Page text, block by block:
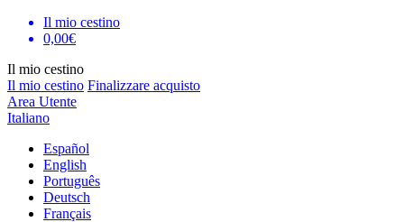
Il mio cestino
0,00€
Il mio cestino
Il mio cestino Finalizzare acquisto
Area Utente
Italiano
Español
English
Português
Deutsch
Français